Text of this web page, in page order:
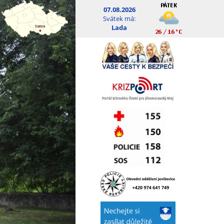
07.08.2026
Svátek má:
Lada